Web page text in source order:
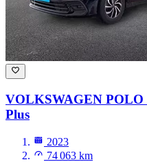
VOLKSWAGEN POLO
Plus
2023
74 063 km